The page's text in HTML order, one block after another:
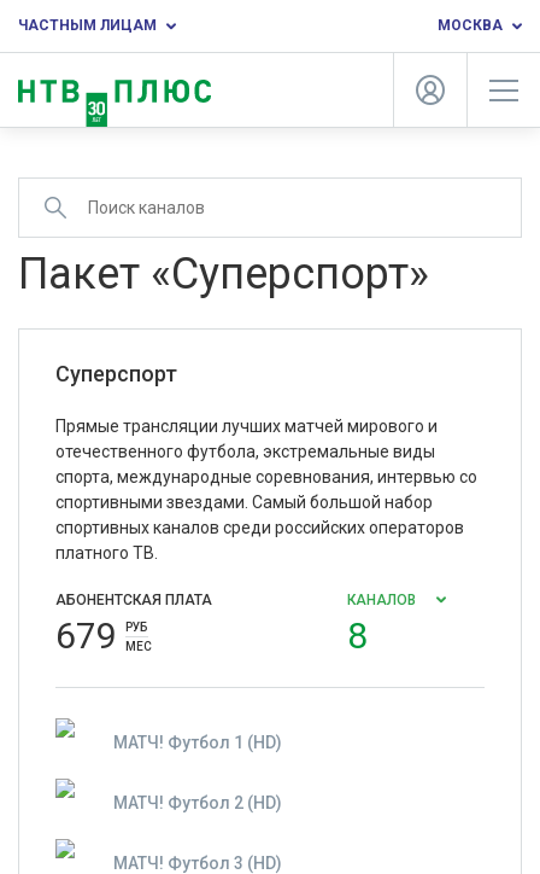
ЧАСТНЫМ ЛИЦАМ МОСКВА
Пакет «Суперспорт»
Суперспорт
Прямые трансляции лучших матчей мирового и
отечественного футбола, экстремальные виды
спорта, международные соревнования, интервью со
спортивными звездами. Самый большой набор
спортивных каналов среди российских операторов
платного ТВ.
АБОНЕНТСКАЯ ПЛАТА
679
РУБ
МЕС
КАНАЛОВ
8
МАТЧ! Футбол 1 (HD)
МАТЧ! Футбол 2 (HD)
МАТЧ! Футбол 3 (HD)